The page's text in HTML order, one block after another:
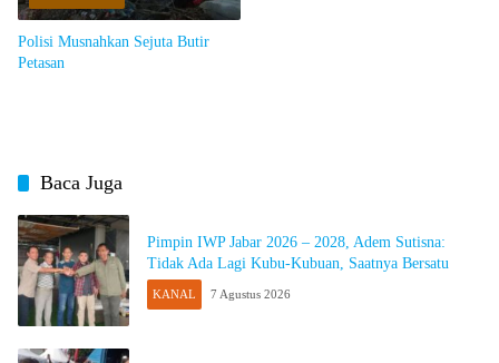
Polisi Musnahkan Sejuta Butir
Petasan
Baca Juga
Pimpin IWP Jabar 2026 – 2028, Adem Sutisna:
Tidak Ada Lagi Kubu-Kubuan, Saatnya Bersatu
KANAL 7 Agustus 2026